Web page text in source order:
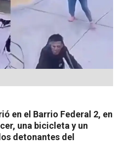
en el Barrio Federal 2, en
una bicicleta y un
detonantes del